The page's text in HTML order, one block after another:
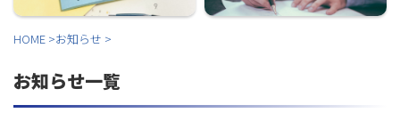
HOME >お知らせ >
お知らせ一覧